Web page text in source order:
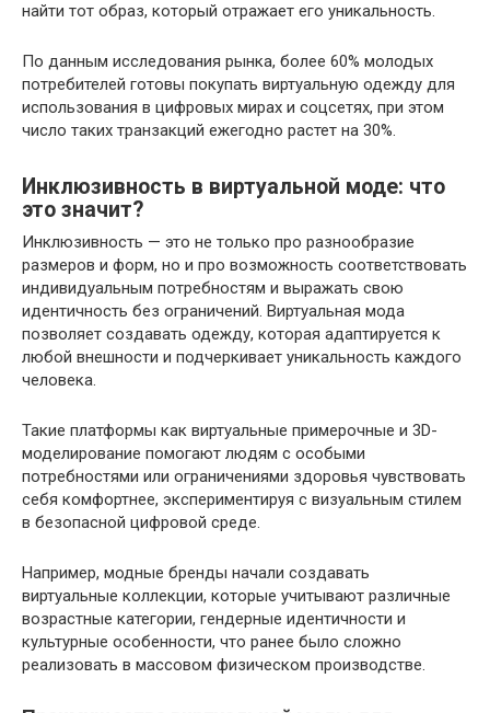
найти тот образ, который отражает его уникальность.
По данным исследования рынка, более 60% молодых
потребителей готовы покупать виртуальную одежду для
использования в цифровых мирах и соцсетях, при этом
число таких транзакций ежегодно растет на 30%.
Инклюзивность в виртуальной моде: что
это значит?
Инклюзивность — это не только про разнообразие
размеров и форм, но и про возможность соответствовать
индивидуальным потребностям и выражать свою
идентичность без ограничений. Виртуальная мода
позволяет создавать одежду, которая адаптируется к
любой внешности и подчеркивает уникальность каждого
человека.
Такие платформы как виртуальные примерочные и 3D-
моделирование помогают людям с особыми
потребностями или ограничениями здоровья чувствовать
себя комфортнее, экспериментируя с визуальным стилем
в безопасной цифровой среде.
Например, модные бренды начали создавать
виртуальные коллекции, которые учитывают различные
возрастные категории, гендерные идентичности и
культурные особенности, что ранее было сложно
реализовать в массовом физическом производстве.